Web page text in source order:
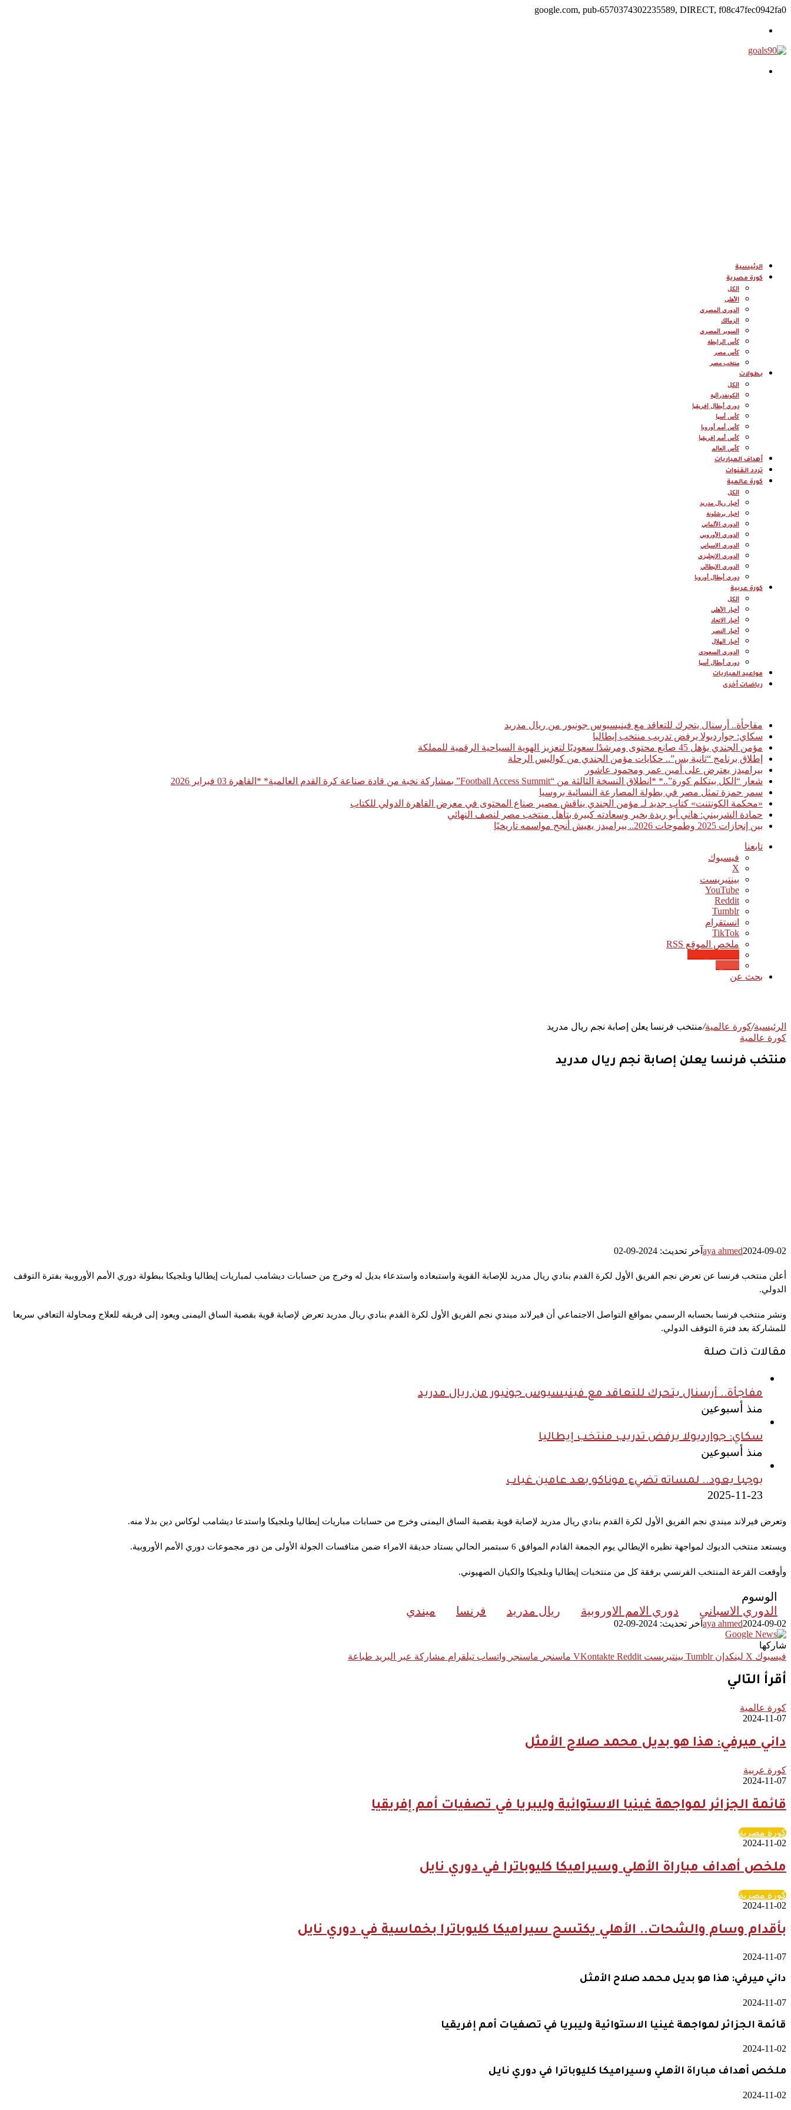
google.com, pub-6570374302235589, DIRECT, f08c47fec0942fa0
الرئيسية
كورة مصرية
الكل
الأهلى
الدوري المصري
الزمالك
السوبر المصري
كأس الرابطة
كأس مصر
منتخب مصر
بطولات
الكل
الكونفدرالية
دوري أبطال إفريقيا
كأس أسيا
كأس أمم أوروبا
كأس أمم إفريقيا
كأس العالم
أهداف المباريات
تردد القنوات
كورة عالمية
الكل
أخبار ريال مدريد
اخبار برشلونة
الدوري الألماني
الدوري الأوروبي
الدوري الإسباني
الدوري الإنجليزي
الدوري الإيطالي
دوري أبطال أوروبا
كورة عربية
الكل
أخبار الأهلي
أخبار الاتحاد
أخبار النصر
أخبار الهلال
الدوري السعودي
دوري أبطال أسيا
مواعيد المباريات
رياضات أخرى
مفاجأة.. أرسنال يتحرك للتعاقد مع فينيسيوس جونيور من ريال مدريد
سكاي: جوارديولا يرفض تدريب منتخب إيطاليا
مؤمن الجندي يؤهل 45 صانع محتوى ومرشدًا سعوديًا لتعزيز الهوية السياحية الرقمية للمملكة
إطلاق برنامج “ثانية بس”.. حكايات مؤمن الجندي من كواليس الرحلة
بيراميدز يعترض على أمين عمر ومحمود عاشور
شعار “الكل بيتكلم كورة”..* *انطلاق النسخة الثالثة من “Football Access Summit” بمشاركة نخبة من قادة صناعة كرة القدم العالمية* *القاهرة 03 فبراير 2026
سمر حمزة تمثل مصر في بطولة المصارعة النسائية بروسيا
«محكمة الكونتنت» كتاب جديد لـ مؤمن الجندي يناقش مصير صناع المحتوى في معرض القاهرة الدولي للكتاب
حمادة الشربيني: هاني أبو ريدة بخير وسعادته كبيرة بتأهل منتخب مصر لنصف النهائي
بين إنجازات 2025 وطموحات 2026.. بيراميدز يعيش أنجح مواسمه تاريخيًا
تابعنا
فيسبوك
‫X
بينتيريست
‫YouTube
انستقرام
‫TikTok
ملخص الموقع RSS
بحث عن
الرئيسية/كورة عالمية/منتخب فرنسا يعلن إصابة نجم ريال مدريد
كورة عالمية
منتخب فرنسا يعلن إصابة نجم ريال مدريد
aya ahmed2024-09-02 آخر تحديث: 2024-09-02
أعلن منتخب فرنسا عن تعرض نجم الفريق الأول لكرة القدم بنادي ريال مدريد للإصابة القوية واستبعاده واستدعاء بديل له وخرج من حسابات ديشامب لمباريات إيطاليا وبلجيكا ببطولة دوري الأمم الأوروبية بفترة التوقف
الدولي.
ونشر منتخب فرنسا بحسابه الرسمي بمواقع التواصل الاجتماعي أن فيرلاند ميندي نجم الفريق الأول لكرة القدم بنادي ريال مدريد تعرض لإصابة قوية بقصبة الساق اليمنى ويعود إلى فريقه للعلاج ومحاولة التعافي سريعا
للمشاركة بعد فترة التوقف الدولي.
مقالات ذات صلة
مفاجأة.. أرسنال يتحرك للتعاقد مع فينيسيوس جونيور من ريال مدريد
منذ أسبوعين
سكاي: جوارديولا يرفض تدريب منتخب إيطاليا
منذ أسبوعين
بوجبا يعود.. لمساته تضيء موناكو بعد عامين غياب
2025-11-23
وتعرض فيرلاند ميندي نجم الفريق الأول لكرة القدم بنادي ريال مدريد لإصابة قوية بقصبة الساق اليمنى وخرج من حسابات مباريات إيطاليا وبلجيكا واستدعا ديشامب لوكاس دين بدلا منه.
ويستعد منتخب الديوك لمواجهة نظيره الإيطالي يوم الجمعة القادم الموافق 6 سبتمبر الحالي بستاد حديقة الامراء ضمن منافسات الجولة الأولى من دور مجموعات دوري الأمم الأوروبية.
وأوقعت القرعة المنتخب الفرنسي برفقة كل من منتخبات إيطاليا وبلجيكا والكيان الصهيوني.
الوسوم
الدوري الاسباني
دوري الامم الاوروبية ريال مدريد فرنسا ميندي
aya ahmed2024-09-02 آخر تحديث: 2024-09-02
شاركها
فيسبوك ‫X لينكدإن بينتيريست ماسنجر ماسنجر واتساب تيلقرام مشاركة عبر البريد طباعة
أقرأ التالي
كورة عالمية
2024-11-07
داني ميرفي: هذا هو بديل محمد صلاح الأمثل
كورة عربية
2024-11-07
قائمة الجزائر لمواجهة غينيا الاستوائية وليبريا في تصفيات أمم إفريقيا
كورة مصرية
2024-11-02
ملخص أهداف مباراة الأهلي وسيراميكا كليوباترا في دوري نايل
كورة مصرية
2024-11-02
بأقدام وسام والشحات.. الأهلي يكتسح سيراميكا كليوباترا بخماسية في دوري نايل
2024-11-07
داني ميرفي: هذا هو بديل محمد صلاح الأمثل
2024-11-07
قائمة الجزائر لمواجهة غينيا الاستوائية وليبريا في تصفيات أمم إفريقيا
2024-11-02
ملخص أهداف مباراة الأهلي وسيراميكا كليوباترا في دوري نايل
2024-11-02